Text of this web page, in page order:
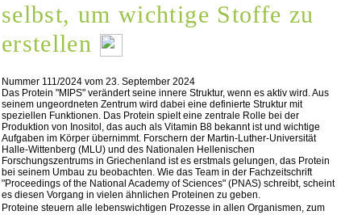
selbst, um wichtige Stoffe zu
erstellen
Nummer 111/2024 vom 23. September 2024
Das Protein "MIPS" verändert seine innere Struktur, wenn es aktiv wird. Aus
seinem ungeordneten Zentrum wird dabei eine definierte Struktur mit
speziellen Funktionen. Das Protein spielt eine zentrale Rolle bei der
Produktion von Inositol, das auch als Vitamin B8 bekannt ist und wichtige
Aufgaben im Körper übernimmt. Forschern der Martin-Luther-Universität
Halle-Wittenberg (MLU) und des Nationalen Hellenischen
Forschungszentrums in Griechenland ist es erstmals gelungen, das Protein
bei seinem Umbau zu beobachten. Wie das Team in der Fachzeitschrift
"Proceedings of the National Academy of Sciences" (PNAS) schreibt, scheint
es diesen Vorgang in vielen ähnlichen Proteinen zu geben.
Proteine steuern alle lebenswichtigen Prozesse in allen Organismen, zum